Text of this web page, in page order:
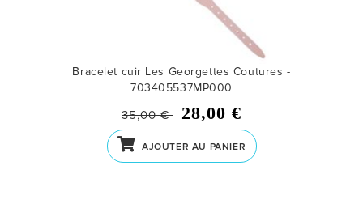
Bracelet cuir Les Georgettes Coutures -
703405537MP000
35,00 € 28,00 €
AJOUTER AU PANIER